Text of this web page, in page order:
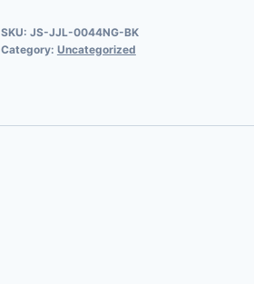
SKU: JS-JJL-0044NG-BK
Category: Uncategorized